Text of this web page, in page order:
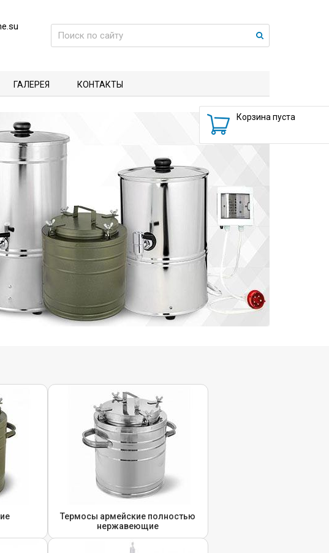
ГАЛЕРЕЯ КОНТАКТЫ
Корзина пуста
Термосы армейские полностью
нержавеющие